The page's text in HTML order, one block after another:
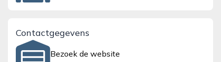
Contactgegevens
Bezoek de website